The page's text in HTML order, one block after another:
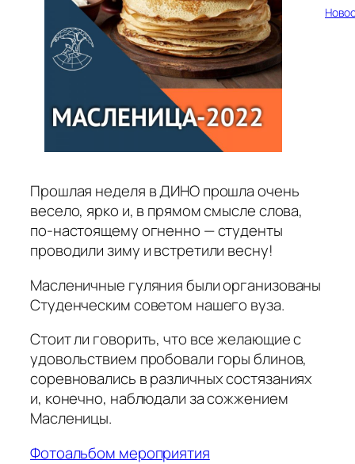
Прошлая неделя в ДИНО прошла очень
весело, ярко и, в прямом смысле слова,
по-настоящему огненно — студенты
проводили зиму и встретили весну!
Масленичные гуляния были организованы
Студенческим советом нашего вуза.
Стоит ли говорить, что все желающие с
удовольствием пробовали горы блинов,
соревновались в различных состязаниях
и, конечно, наблюдали за сожжением
Масленицы.
Фотоальбом мероприятия